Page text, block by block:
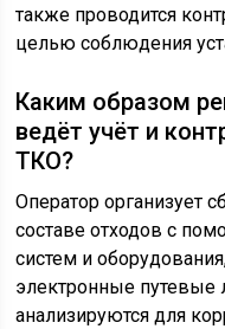
также проводится
целью соблюдения
Каким образом
ведёт учёт и
ТКО?
Оператор организует
составе отходов с
систем и
электронные путевые
анализируются для